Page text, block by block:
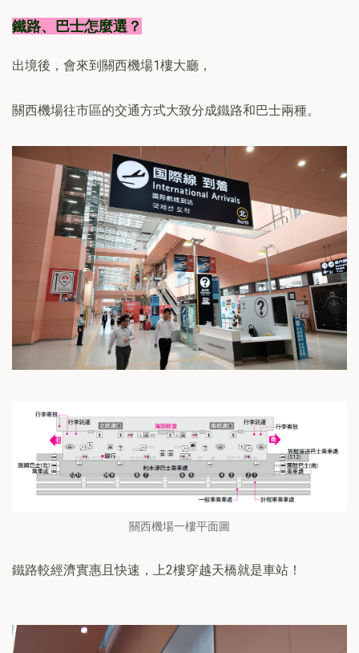
鐵路、巴士怎麼選？
出境後，會來到關西機場1樓大廳，
關西機場往市區的交通方式大致分成鐵路和巴士兩種。
關西機場一樓平面圖
鐵路較經濟實惠且快速，上2樓穿越天橋就是車站！